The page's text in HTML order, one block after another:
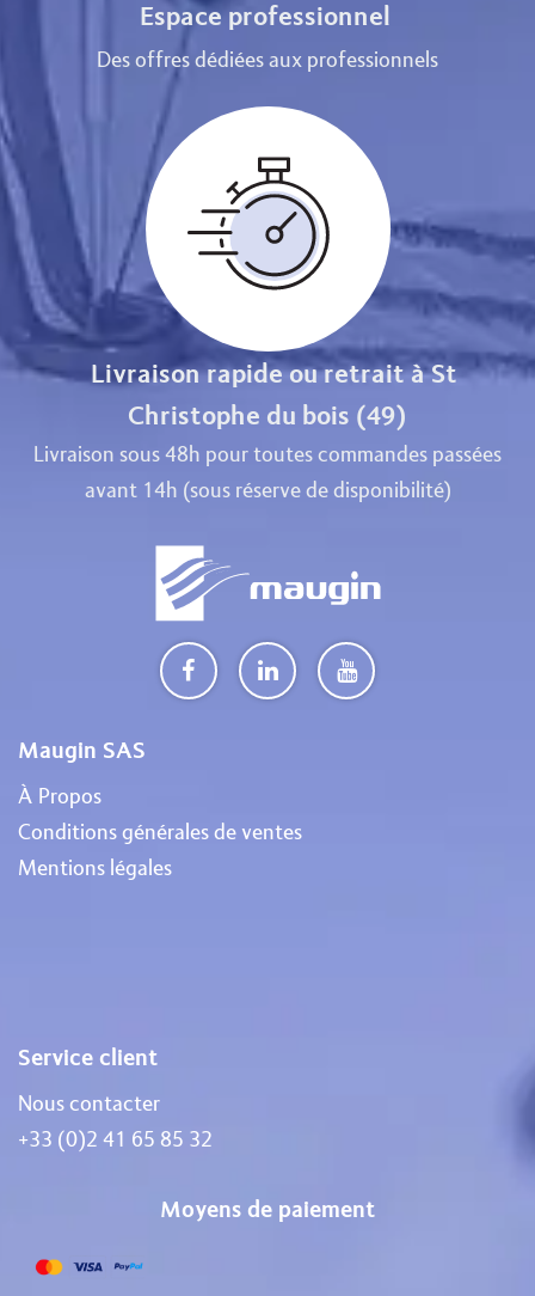
Espace professionnel
Des offres dédiées aux professionnels
Livraison rapide ou retrait à St
Christophe du bois (49)
Livraison sous 48h pour toutes commandes passées
avant 14h (sous réserve de disponibilité)
Maugin SAS
À Propos
Conditions générales de ventes
Mentions légales
Service client
Nous contacter
+33 (0)2 41 65 85 32
Moyens de paiement